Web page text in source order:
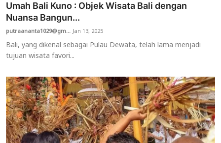
Umah Bali Kuno : Objek Wisata Bali dengan
Nuansa Bangun...
putraananta1029@gm...Jan 13, 2025
Bali, yang dikenal sebagai Pulau Dewata, telah lama menjadi
tujuan wisata favori...